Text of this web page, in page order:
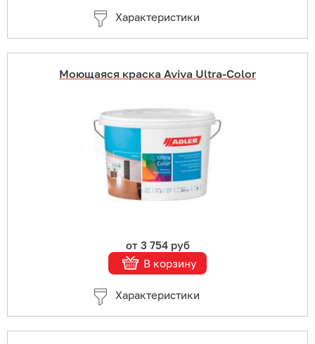
Характеристики
Моющаяся краска Aviva Ultra-Color
от 3 754 руб
В корзину
Характеристики
В корзину
Подробнее